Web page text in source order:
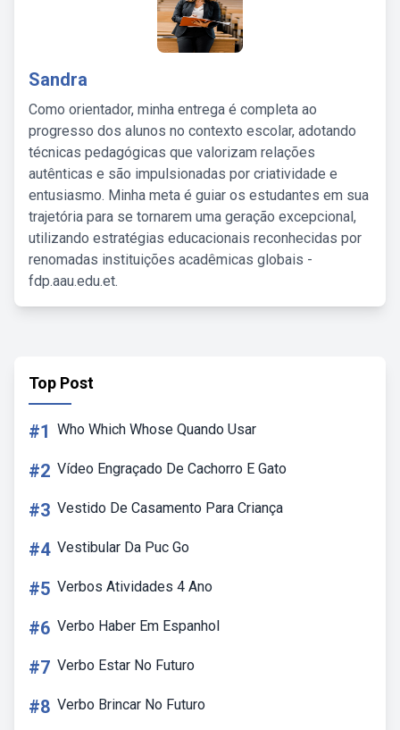
Sandra
Como orientador, minha entrega é completa ao
progresso dos alunos no contexto escolar, adotando
técnicas pedagógicas que valorizam relações
autênticas e são impulsionadas por criatividade e
entusiasmo. Minha meta é guiar os estudantes em sua
trajetória para se tornarem uma geração excepcional,
utilizando estratégias educacionais reconhecidas por
renomadas instituições acadêmicas globais -
fdp.aau.edu.et.
Top Post
#1 Who Which Whose Quando Usar
#2 Vídeo Engraçado De Cachorro E Gato
#3 Vestido De Casamento Para Criança
#4 Vestibular Da Puc Go
#5 Verbos Atividades 4 Ano
#6 Verbo Haber Em Espanhol
#7 Verbo Estar No Futuro
#8 Verbo Brincar No Futuro